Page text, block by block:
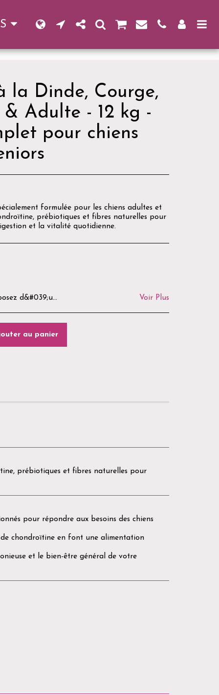
la Dinde, Courge,
& Adulte - 12 kg -
pour chiens
formulée pour les chiens adultes et
prébiotiques et fibres naturelles pour
et la vitalité quotidienne.
les produits ouverts, utilisés ou personnalisés ne peuvent être ni repris ni remboursés. Avant tout retour, merci de nous contacter par e-mail ou via notre formulaire de contact afin d&#039;obtenir les modalités de retour. Les frais de retour restent à la charge du client, sauf en cas d&#039;erreur de préparation ou de produit défectueux. La Boutique du Goussatié vous remercie de votre confiance. 🌿🐾 Voir Plus
au panier
prébiotiques et fibres naturelles pour
pour répondre aux besoins des chiens
de chondroïtine en font une alimentation
et le bien-être général de votre